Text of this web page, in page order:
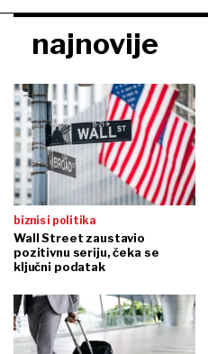
najnovije
biznis i politika
Wall Street zaustavio
pozitivnu seriju, čeka se
ključni podatak